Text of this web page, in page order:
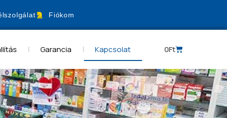
Fiókom
Garancia Kapcsolat 0Ft